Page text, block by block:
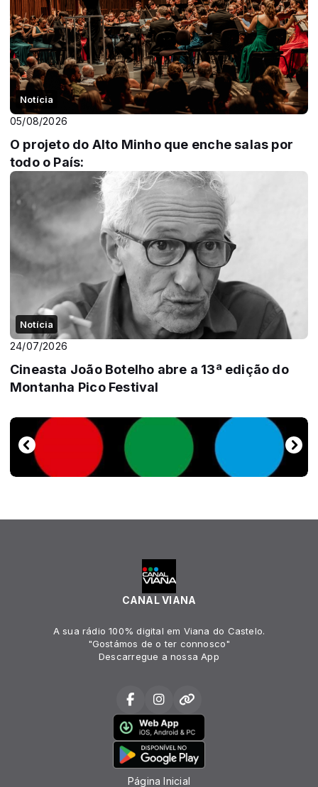
Notícia
05/08/2026
O projeto do Alto Minho que enche salas por
todo o País:
Notícia
24/07/2026
Cineasta João Botelho abre a 13ª edição do
Montanha Pico Festival
CANAL VIANA
A sua rádio 100% digital em Viana do Castelo.
"Gostámos de o ter connosco"
Descarregue a nossa App
Página Inicial